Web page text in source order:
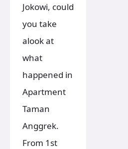
Jokowi, could
you take
alook at
what
happened in
Apartment
Taman
Anggrek.
From 1st